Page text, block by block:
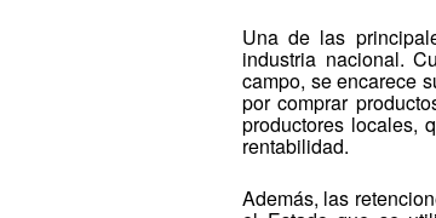
Una de las
industria nacional.
campo, se encarece
por comprar
productores locales,
rentabilidad.
Además, las